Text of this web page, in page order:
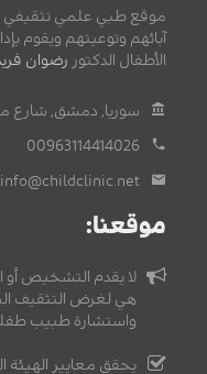
موقع طبي علمي تثقيفي
آبائهم وتوعيتهم ويقوم
الأطفال الدكتور رضوان
سوريا, دمشق, شارع
00963114414026
info@childclinic.net
موقعنا:
لا يقدم التشخيص أو
هي لغرض التثقيف
واستشارة طبيب
يحقق معايير الهيئة